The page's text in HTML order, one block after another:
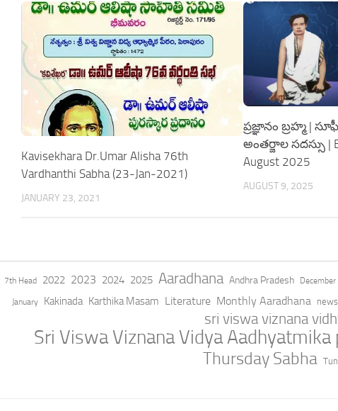
Kavisekhara Dr.Umar Alisha 76th
Vardhanthi Sabha (23-Jan-2021)
JANUARY 23, 2021
ప్రజ్ఞానం బ్రహ్మ |
అంతర్జాల సదస్సు |
August 2025
AUGUST 9, 2025
7th Head 2022 2023 2024 2025 Aaradhana Andhra Pradesh December
January Kakinada Karthika Masam Literature Monthly Aaradhana
sri viswa viznana
Sri Viswa Viznana Vidya
Thursday Sabha